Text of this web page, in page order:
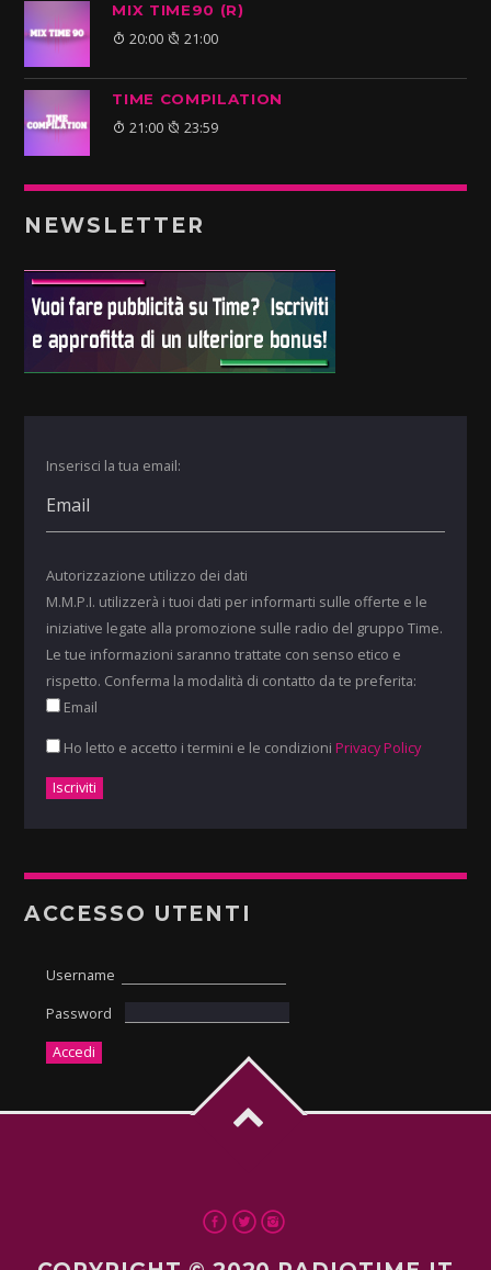
MIX TIME90 (R)
20:00 21:00
TIME COMPILATION
21:00 23:59
NEWSLETTER
Inserisci la tua email:
Autorizzazione utilizzo dei dati
M.M.P.I. utilizzerà i tuoi dati per informarti sulle offerte e le
iniziative legate alla promozione sulle radio del gruppo Time.
Le tue informazioni saranno trattate con senso etico e
rispetto. Conferma la modalità di contatto da te preferita:
Email
Ho letto e accetto i termini e le condizioni Privacy Policy
ACCESSO UTENTI
Username
Password